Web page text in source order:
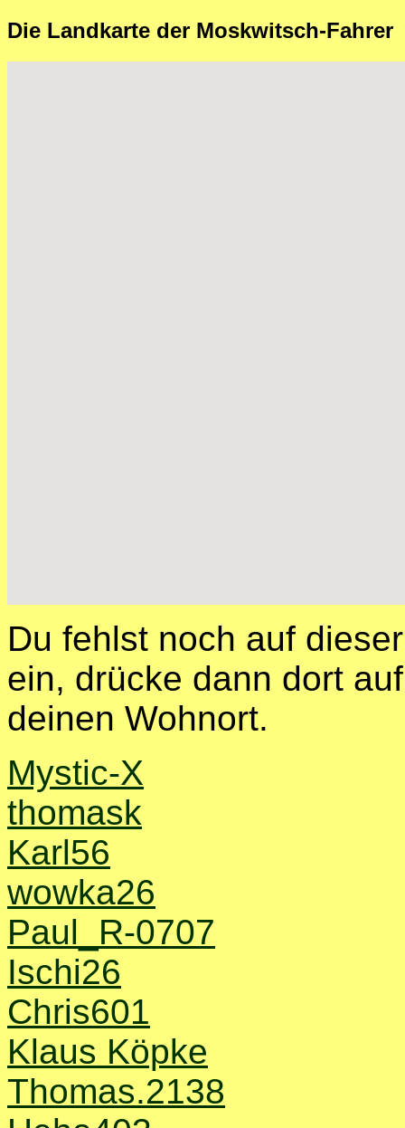
Die Landkarte der Moskwitsch-Fahrer
Du fehlst noch auf
ein, drücke dann dort
deinen Wohnort.
Mystic-X
thomask
Karl56
wowka26
Paul_R-0707
Ischi26
Chris601
Klaus Köpke
Thomas.2138